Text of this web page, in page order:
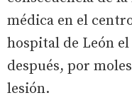
médica en el
hospital de León
después, por
lesión.